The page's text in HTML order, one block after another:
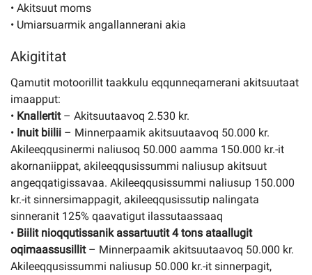
• Akitsuut moms
• Umiarsuarmik angallannerani akia
Akigititat
Qamutit motoorillit taakkulu eqqunneqarnerani akitsuutaat
imaapput:
• Knallertit– Akitsuutaavoq 2.530 kr.
• Inuit biilii – Minnerpaamik akitsuutaavoq 50.000 kr.
Akileeqqusinermi naliusoq 50.000 aamma 150.000 kr.-it
akornaniippat, akileeqqusissummi naliusup akitsuut
angeqqatigissavaa. Akileeqqusissummi naliusup 150.000
kr.-it sinnersimappagit, akileeqqusissutip nalingata
sinneranit 125% qaavatigut ilassutaassaaq
• Biilit nioqqutissanik assartuutit 4 tons ataallugit
oqimaassusillit– Minnerpaamik akitsuutaavoq 50.000 kr.
Akileeqqusissummi naliusup 50.000 kr.-it sinnerpagit,